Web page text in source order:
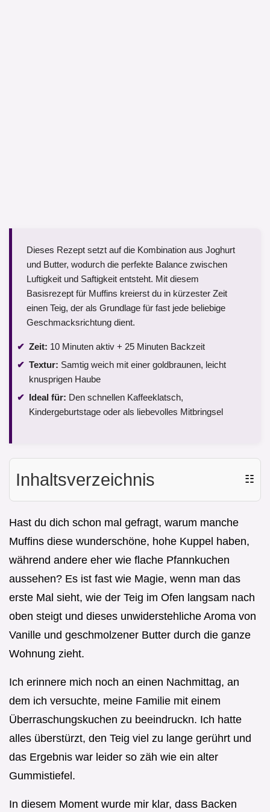
Dieses Rezept setzt auf die Kombination aus Joghurt
und Butter, wodurch die perfekte Balance zwischen
Luftigkeit und Saftigkeit entsteht. Mit diesem
Basisrezept für Muffins kreierst du in kürzester Zeit
einen Teig, der als Grundlage für fast jede beliebige
Geschmacksrichtung dient.
Zeit: 10 Minuten aktiv + 25 Minuten Backzeit
Textur: Samtig weich mit einer goldbraunen, leicht
knusprigen Haube
Ideal für: Den schnellen Kaffeeklatsch,
Kindergeburtstage oder als liebevolles Mitbringsel
Inhaltsverzeichnis ☷
Hast du dich schon mal gefragt, warum manche
Muffins diese wunderschöne, hohe Kuppel haben,
während andere eher wie flache Pfannkuchen
aussehen? Es ist fast wie Magie, wenn man das
erste Mal sieht, wie der Teig im Ofen langsam nach
oben steigt und dieses unwiderstehliche Aroma von
Vanille und geschmolzener Butter durch die ganze
Wohnung zieht.
Ich erinnere mich noch an einen Nachmittag, an
dem ich versuchte, meine Familie mit einem
Überraschungskuchen zu beeindruckn. Ich hatte
alles überstürzt, den Teig viel zu lange gerührt und
das Ergebnis war leider so zäh wie ein alter
Gummistiefel.
In diesem Moment wurde mir klar, dass Backen